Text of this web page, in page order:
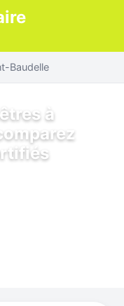
Baudelle
à